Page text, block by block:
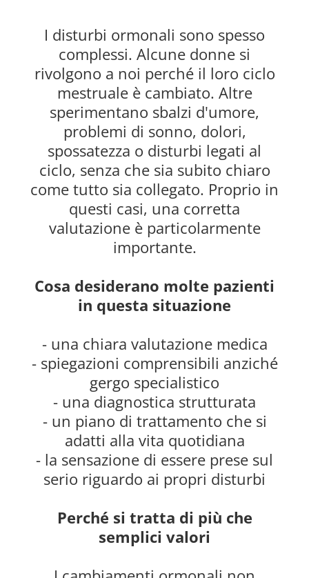
I disturbi ormonali sono spesso
complessi. Alcune donne si
rivolgono a noi perché il loro ciclo
mestruale è cambiato. Altre
sperimentano sbalzi d'umore,
problemi di sonno, dolori,
spossatezza o disturbi legati al
ciclo, senza che sia subito chiaro
come tutto sia collegato. Proprio in
questi casi, una corretta
valutazione è particolarmente
importante.
Cosa desiderano molte pazienti
in questa situazione
- una chiara valutazione medica
- spiegazioni comprensibili anziché
gergo specialistico
- una diagnostica strutturata
- un piano di trattamento che si
adatti alla vita quotidiana
- la sensazione di essere prese sul
serio riguardo ai propri disturbi
Perché si tratta di più che
semplici valori